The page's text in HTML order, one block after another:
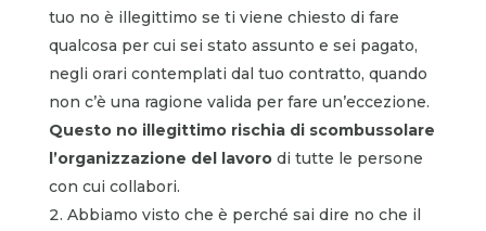
tuo no è illegittimo se ti viene chiesto di fare
qualcosa per cui sei stato assunto e sei pagato,
negli orari contemplati dal tuo contratto, quando
non c’è una ragione valida per fare un’eccezione.
Questo no illegittimo rischia di scombussolare
l’organizzazione del lavoro di tutte le persone
con cui collabori.
Abbiamo visto che è perché sai dire no che il